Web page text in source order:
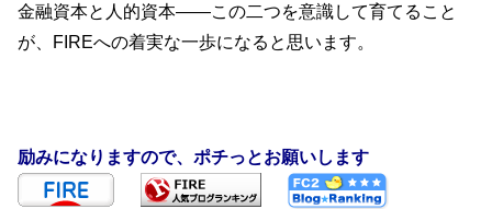
金融資本と人的資本——この二つを意識して育てること
が、FIREへの着実な一歩になると思います。
励みになりますので、ポチっとお願いします